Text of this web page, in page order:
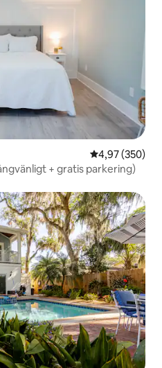
4,97 av 5 i
4,97 (350)
+ gratis parkering)